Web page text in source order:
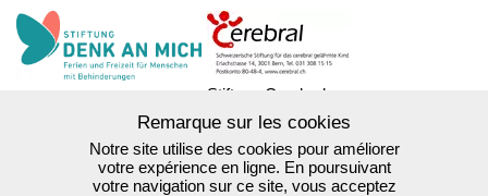
Stiftung Cerebral
Remarque sur les cookies
Notre site utilise des cookies pour améliorer
votre expérience en ligne. En poursuivant
votre navigation sur ce site, vous acceptez